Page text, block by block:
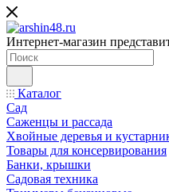
Интернет-магазин
Каталог
Сад
Саженцы и рассада
Хвойные деревья и
Товары для консервирования
Банки, крышки
Садовая техника